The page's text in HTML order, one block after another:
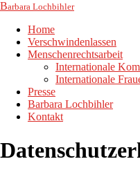
Barbara Lochbihler
Home
Verschwindenlassen
Menschenrechtsarbeit
Internationale
Internationale
Presse
Barbara Lochbihler
Kontakt